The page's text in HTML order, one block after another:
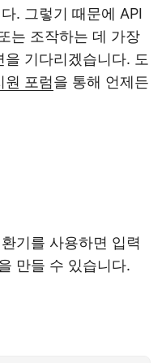
. 그렇기 때문에 API
는 조작하는 데 가장
기다리겠습니다. 도
원 포럼을 통해 언제든
기를 사용하면 입력
만들 수 있습니다.